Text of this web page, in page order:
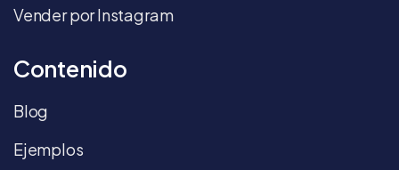
Vender por Instagram
Contenido
Blog
Ejemplos